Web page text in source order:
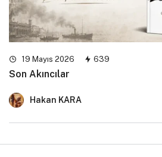
19 Mayıs 2026 639
Son Akıncılar
Hakan KARA